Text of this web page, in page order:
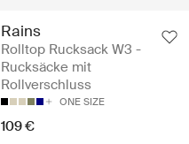
Rains
Rolltop Rucksack W3 -
Rucksäcke mit
Rollverschluss
ONE SIZE
109 €